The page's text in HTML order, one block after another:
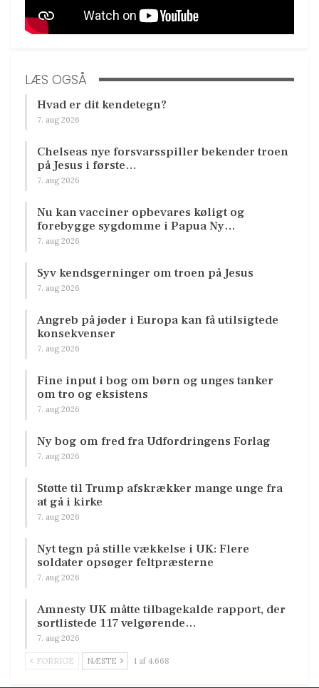
LÆS OGSÅ
Hvad er dit kendetegn?
7. aug 2026
Chelseas nye forsvarsspiller bekender troen
på Jesus i første…
7. aug 2026
Nu kan vacciner opbevares køligt og
forebygge sygdomme i Papua Ny…
7. aug 2026
Syv kendsgerninger om troen på Jesus
7. aug 2026
Angreb på jøder i Europa kan få utilsigtede
konsekvenser
7. aug 2026
Fine input i bog om børn og unges tanker
om tro og eksistens
7. aug 2026
Ny bog om fred fra Udfordringens Forlag
7. aug 2026
Støtte til Trump afskrækker mange unge fra
at gå i kirke
7. aug 2026
Nyt tegn på stille vækkelse i UK: Flere
soldater opsøger feltpræsterne
7. aug 2026
Amnesty UK måtte tilbagekalde rapport, der
sortlistede 117 velgørende…
7. aug 2026
FORRIGE NÆSTE 1 af 4.668